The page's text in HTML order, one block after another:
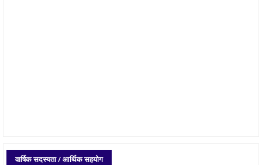
वार्षिक सदस्यता / आर्थिक सहयोग